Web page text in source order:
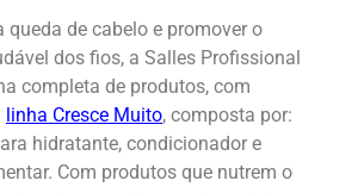
queda de cabelo e promover o
dos fios, a Salles Profissional
completa de produtos, com
linha Cresce Muito, composta por:
hidratante, condicionador e
Com produtos que nutrem o